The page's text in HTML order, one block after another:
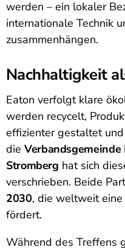
werden – ein lokaler
internationale Technik
zusammenhängen.
Nachhaltigkeit
Eaton verfolgt klare
werden recycelt,
effizienter gestaltet
die
Stromberg hat sich
verschrieben. Beide
2030, die weltweit
fördert.
Während des Treffens